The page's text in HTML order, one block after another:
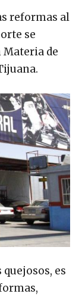
reformas al
se
Materia de
es